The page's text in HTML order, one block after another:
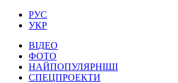
РУС
УКР
ВІДЕО
ФОТО
НАЙПОПУЛЯРНІШІ
СПЕЦПРОЕКТИ